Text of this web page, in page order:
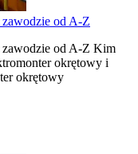
od A-Z
od A-Z Kim
okrętowy i
okrętowy